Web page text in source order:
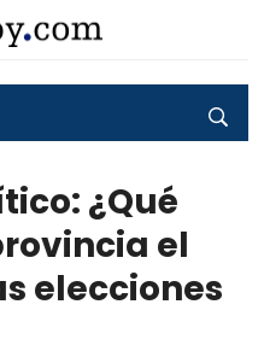
¿Qué
el
elecciones